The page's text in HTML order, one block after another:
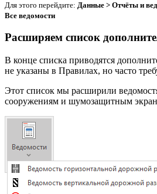
Для этого перейдите: Данные > Отчёты и
Все ведомости
Расширяем список
В конце списка приводятся
не указаны в Правилах, но часто
Этот список мы расширили
сооружениям и шумозащитным